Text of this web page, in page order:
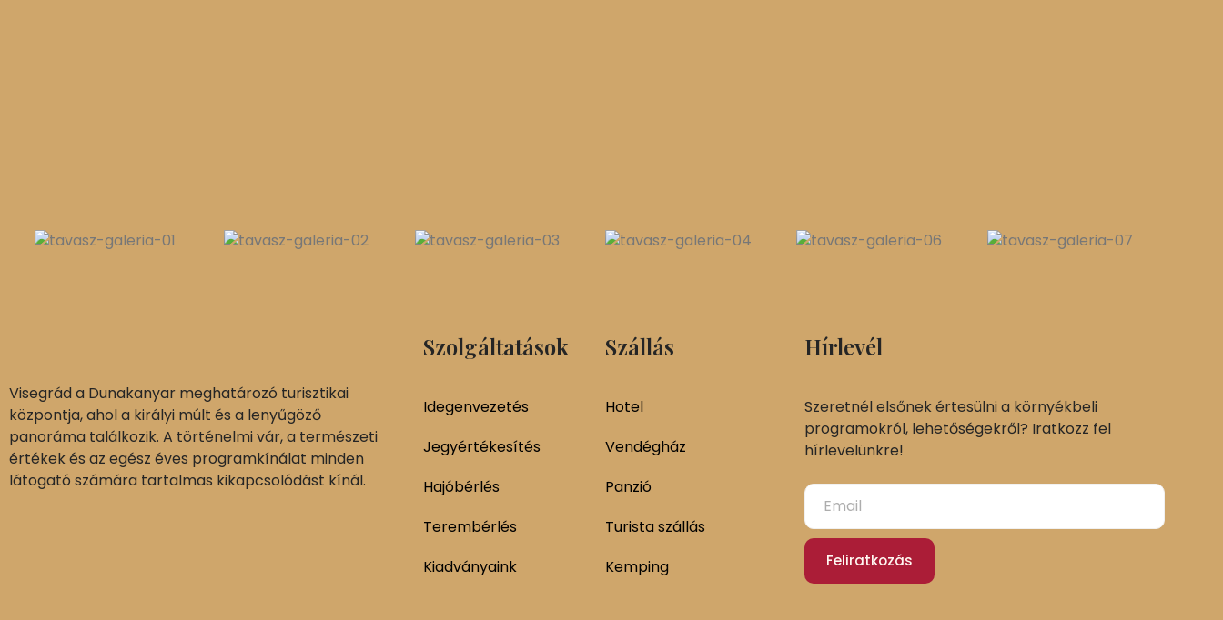
Visegrád a Dunakanyar meghatározó turisztikai
központja, ahol a királyi múlt és a lenyűgöző
panoráma találkozik. A történelmi vár, a természeti
értékek és az egész éves programkínálat minden
látogató számára tartalmas kikapcsolódást kínál.
Szolgáltatások
Idegenvezetés
Jegyértékesítés
Hajóbérlés
Terembérlés
Kiadványaink
Szállás
Hotel
Vendégház
Panzió
Turista szállás
Kemping
Hírlevél
Szeretnél elsőnek értesülni a környékbeli
programokról, lehetőségekről? Iratkozz fel
hírlevelünkre!
Feliratkozás